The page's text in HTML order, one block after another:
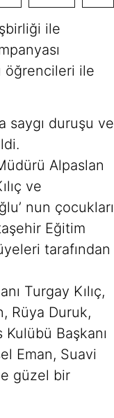
ile
öğrencileri ile
saygı duruşu ve
Alpaslan
ve
nun çocukları
Eğitim
tarafından
Turgay Kılıç,
Rüya Duruk,
Başkanı
Eman, Suavi
güzel bir